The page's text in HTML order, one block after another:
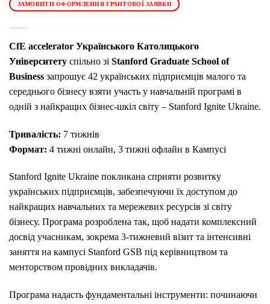
ЗАМОВИТИ ОФОРМЛЕННЯ ГРАНТОВОЇ ЗАЯВКИ
CfE accelerator Українського Католицького
Університету спільно зі Stanford Graduate School of
Business запрошує 42 українських підприємців малого та
середнього бізнесу взяти участь у навчальній програмі в
одній з найкращих бізнес-шкіл світу – Stanford Ignite Ukraine.
Тривалість: 7 тижнів
Формат: 4 тижні онлайн, 3 тижні офлайн в Кампусі
Stanford Ignite Ukraine покликана сприяти розвитку
українських підприємців, забезпечуючи їх доступом до
найкращих навчальних та мережевих ресурсів зі світу
бізнесу. Програма розроблена так, щоб надати комплексний
досвід учасникам, зокрема 3-тижневий візит та інтенсивні
заняття на кампусі Stanford GSB під керівництвом та
менторством провідних викладачів.
Програма надасть фундаментальні інструменти: починаючи